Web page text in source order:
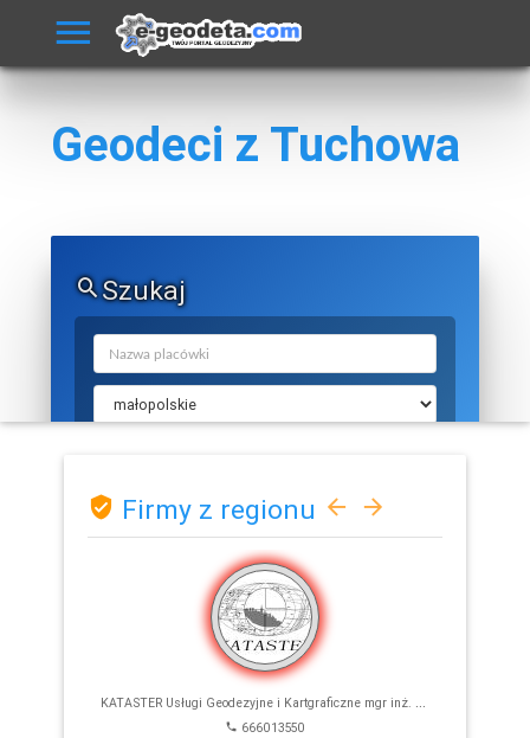
Geodeci z Tuchowa
Szukaj
MAŁOPOLSKIE » TUCHÓW
Firmy z regionu
K
ATASTER Usługi Geodezyjne i Kartgraficzne mgr inż. Marcin Drobot
666013550